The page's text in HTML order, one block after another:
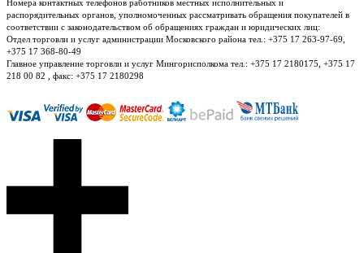
Номера контактных телефонов работников местных исполнительных и
распорядительных органов, уполномоченных рассматривать обращения покупателей в
соответствии с законодательством об обращениях граждан и юридических лиц:
Отдел торговли и услуг администрации Московского района тел.: +375 17 263-97-69,
+375 17 368-80-49
Главное управление торговли и услуг Мингорисполкома тел.: +375 17 2180175, +375 17
218 00 82 , факс: +375 17 2180298